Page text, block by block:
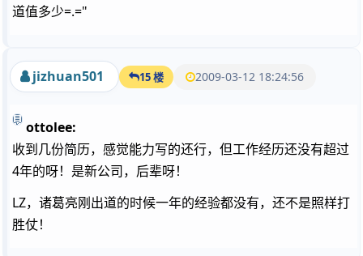
道值多少=.="
jizhuan501 15 楼 2009-03-12 18:24:56
ottolee:
收到几份简历，感觉能力写的还行，但工作经历还没有超过
4年的呀！是新公司，后辈呀！
LZ，诸葛亮刚出道的时候一年的经验都没有，还不是照样打
胜仗！